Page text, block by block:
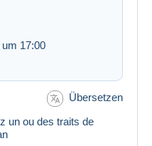
17:00
Übersetzen
un ou des traits de